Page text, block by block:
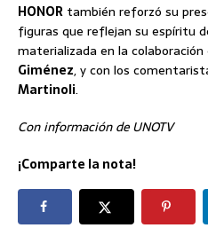
HONOR también reforzó su
figuras que reflejan su espíritu
materializada en la
Giménez, y con los
Martinoli.
Con información de UNOTV
¡Comparte la nota!